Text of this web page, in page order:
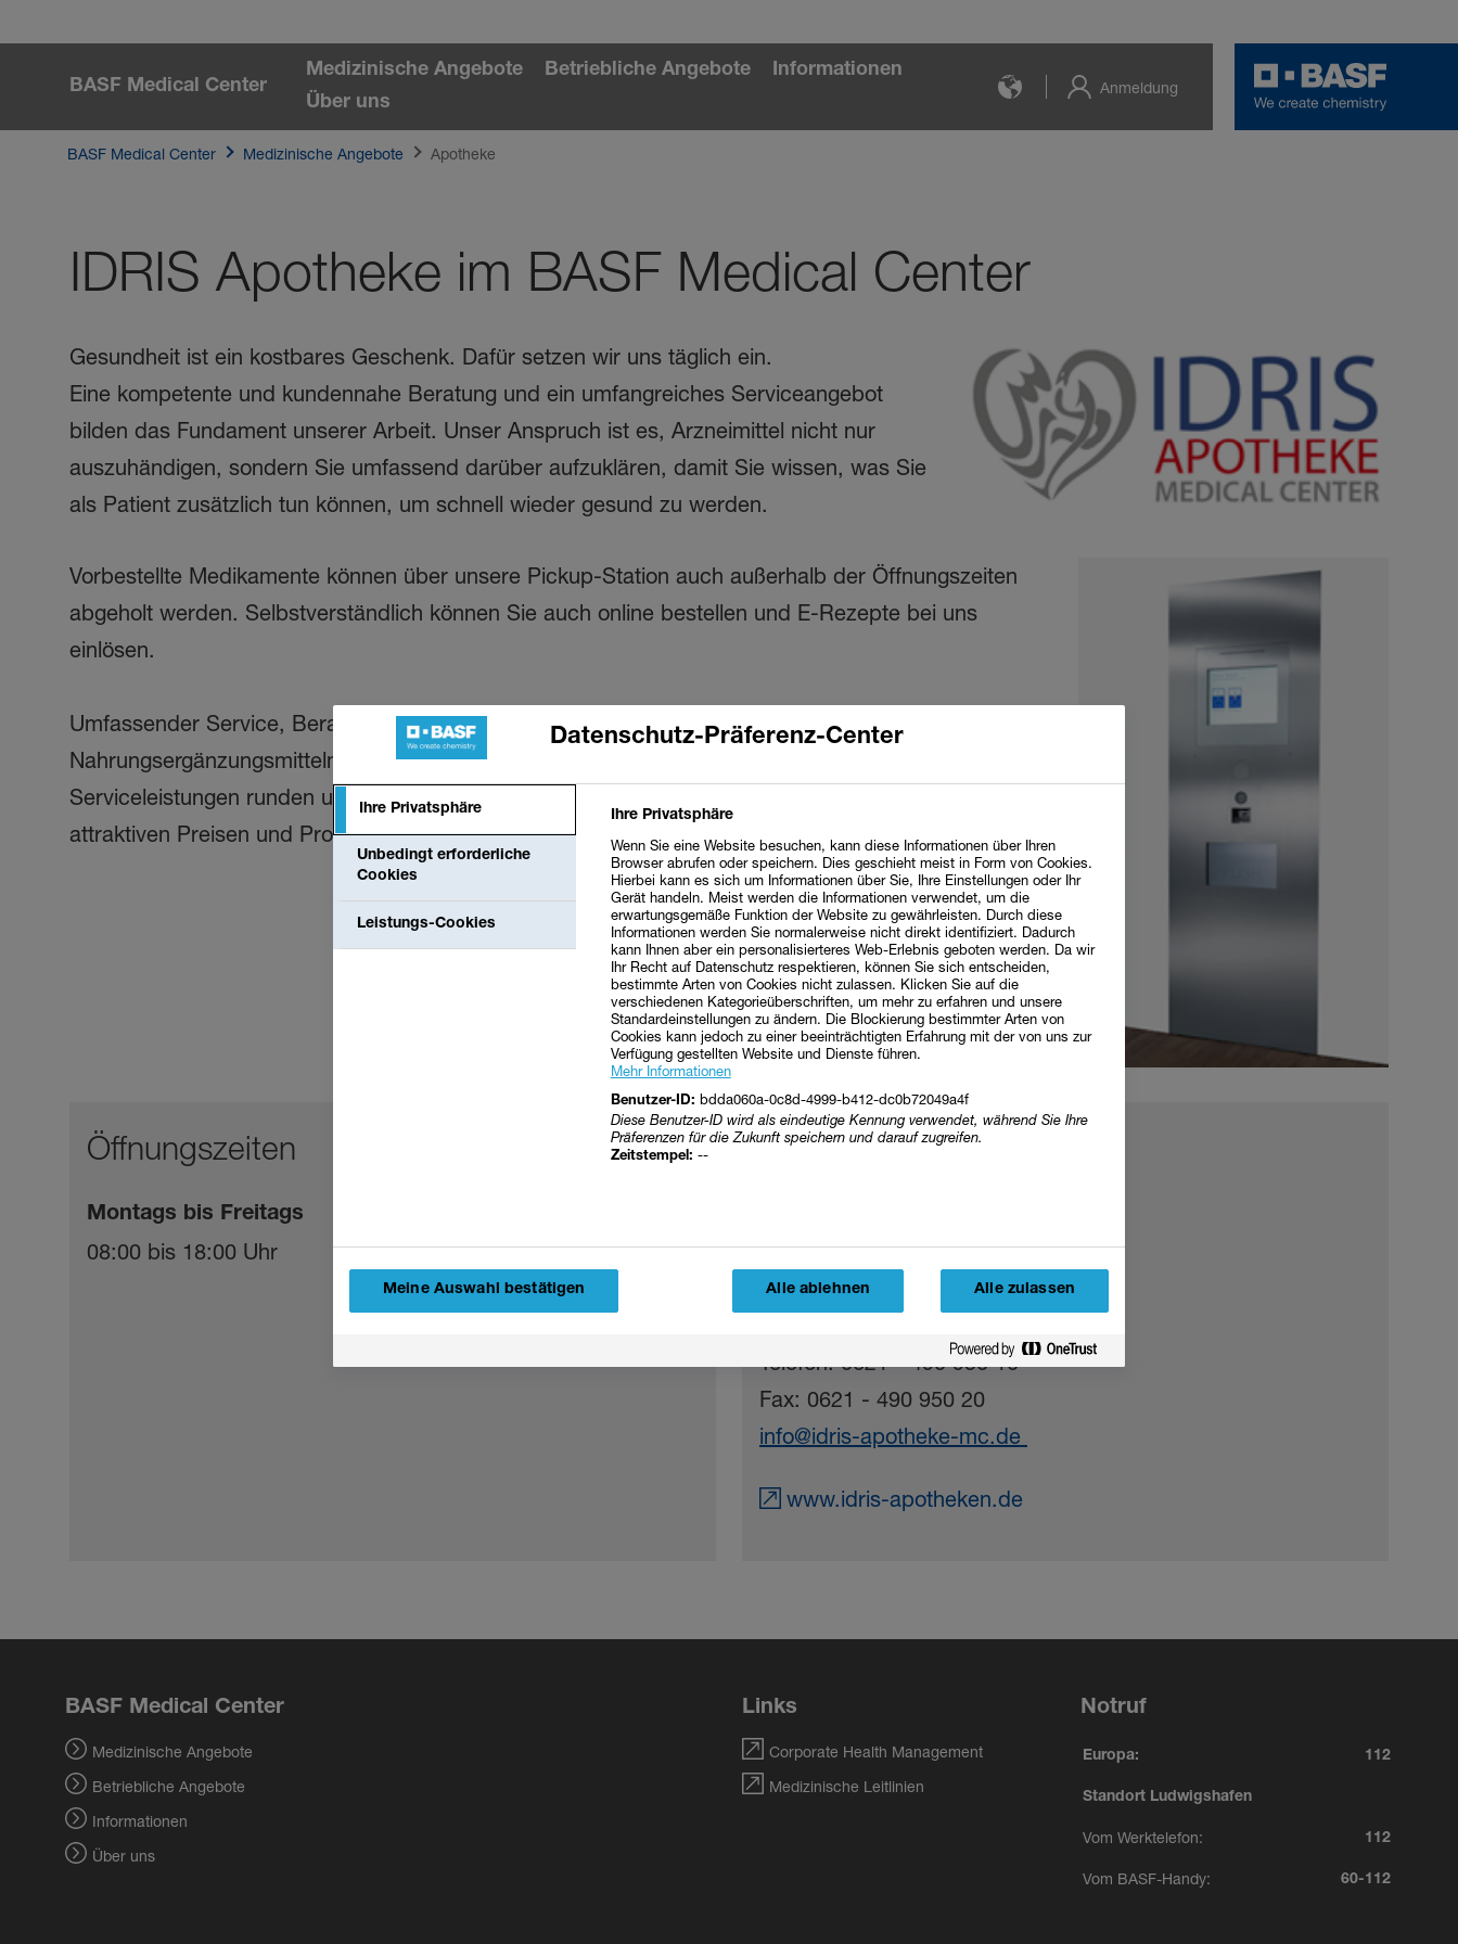
BASF Medical Center
Medizinische Angebote Betriebliche Angebote
Informationen
Über uns
Anmeldung
BASF Medical Center Medizinische Angebote Apotheke
Apotheke - BASF Medical Center
IDRIS Apotheke im BASF Medical Center
Gesundheit ist ein kostbares Geschenk. Dafür setzen wir uns täglich ein.
Eine kompetente und kundennahe Beratung und ein umfangreiches Serviceangebot
bilden das Fundament unserer Arbeit. Unser Anspruch ist es, Arzneimittel nicht nur
auszuhändigen, sondern Sie umfassend darüber aufzuklären, damit Sie wissen, was Sie
als Patient zusätzlich tun können, um schnell wieder gesund zu werden.
Vorbestellte Medikamente können über unsere Pickup-Station auch außerhalb der Öffnungszeiten
abgeholt werden. Selbstverständlich können Sie auch online bestellen und E-Rezepte bei uns
einlösen.
Umfassender Service, Beratungen zur Ernährung und der sinnvollen Verwendung von
Nahrungsergänzungsmitteln sowie eine breite Palette an medizinischer Kosmetik und Mutter/Kind-
Serviceleistungen runden unser Angebot ab. Beachten Sie auch unsere monatlichen Angebote mit
attraktiven Preisen und Produkten.
Öffnungszeiten
Montags bis Freitags
08:00 bis 18:00 Uhr
Kontakt
c/o BASF Medical Center
Magnetbandstraße 5 - 7
Telefon: 0621 - 490 950 10
Fax: 0621 - 490 950 20
info@idris-apotheke-mc.de
www.idris-apotheken.de
BASF Medical Center
Medizinische Angebote
Betriebliche Angebote
Informationen
Über uns
Links
Corporate Health Management
Medizinische Leitlinien
Notruf
Europa: 112
Standort Ludwigshafen
Vom Werktelefon: 112
Vom BASF-Handy: 60-112
Datenschutz-Präferenz-Center
Ihre Privatsphäre
Unbedingt erforderliche
Cookies
Leistungs-Cookies
Ihre Privatsphäre
Wenn Sie eine Website besuchen, kann diese Informationen über Ihren
Browser abrufen oder speichern. Dies geschieht meist in Form von Cookies.
Hierbei kann es sich um Informationen über Sie, Ihre Einstellungen oder Ihr
Gerät handeln. Meist werden die Informationen verwendet, um die
erwartungsgemäße Funktion der Website zu gewährleisten. Durch diese
Informationen werden Sie normalerweise nicht direkt identifiziert. Dadurch
kann Ihnen aber ein personalisierteres Web-Erlebnis geboten werden. Da wir
Ihr Recht auf Datenschutz respektieren, können Sie sich entscheiden,
bestimmte Arten von Cookies nicht zulassen. Klicken Sie auf die
verschiedenen Kategorieüberschriften, um mehr zu erfahren und unsere
Standardeinstellungen zu ändern. Die Blockierung bestimmter Arten von
Cookies kann jedoch zu einer beeinträchtigten Erfahrung mit der von uns zur
Verfügung gestellten Website und Dienste führen.
Mehr Informationen
Benutzer-ID: bdda060a-0c8d-4999-b412-dc0b72049a4f
Diese Benutzer-ID wird als eindeutige Kennung verwendet, während Sie Ihre
Präferenzen für die Zukunft speichern und darauf zugreifen.
Zeitstempel: --
Meine Auswahl bestätigen Alle ablehnen Alle zulassen